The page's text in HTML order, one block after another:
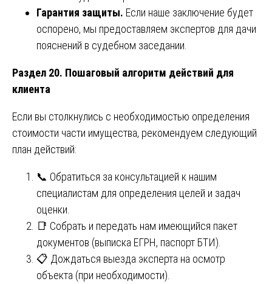
Гарантия защиты. Если наше заключение будет
оспорено, мы предоставляем экспертов для дачи
пояснений в судебном заседании.
Раздел 20. Пошаговый алгоритм действий для
клиента
Если вы столкнулись с необходимостью определения
стоимости части имущества, рекомендуем следующий
план действий:
📞 Обратиться за консультацией к нашим
специалистам для определения целей и задач
оценки.
📑 Собрать и передать нам имеющийся пакет
документов (выписка ЕГРН, паспорт БТИ).
📋 Дождаться выезда эксперта на осмотр
объекта (при необходимости).